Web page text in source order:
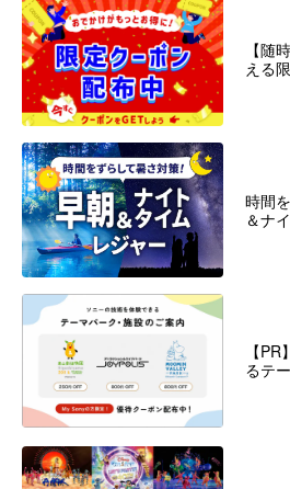
【随
える
時間
＆ナ
【
るテ